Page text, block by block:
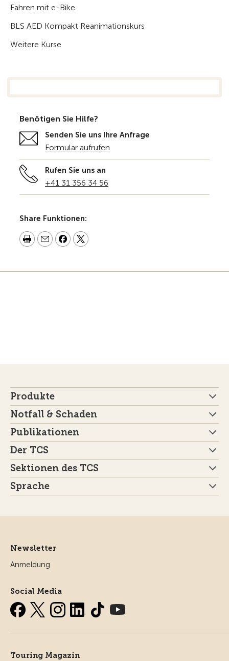
Fahren mit e-Bike
BLS AED Kompakt Reanimationskurs
Weitere Kurse
Benötigen Sie Hilfe?
Senden Sie uns Ihre Anfrage
Formular aufrufen
Rufen Sie uns an
+41 31 356 34 56
Share Funktionen:
Produkte
Notfall & Schaden
Publikationen
Der TCS
Sektionen des TCS
Sprache
Newsletter
Anmeldung
Social Media
Touring Magazin